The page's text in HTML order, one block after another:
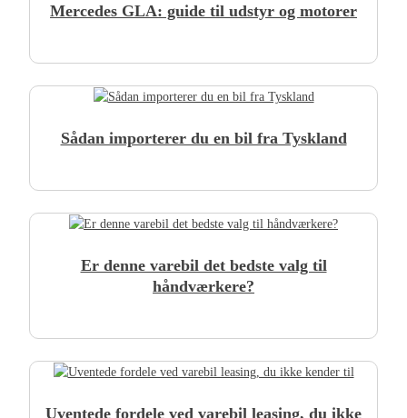
Mercedes GLA: guide til udstyr og motorer
Sådan importerer du en bil fra Tyskland
Er denne varebil det bedste valg til
håndværkere?
Uventede fordele ved varebil leasing, du ikke